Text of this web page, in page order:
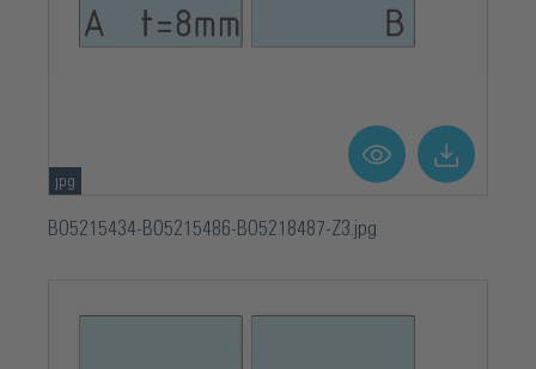
jpg
BO5215434-BO5215486-BO5218487-Z3.jpg